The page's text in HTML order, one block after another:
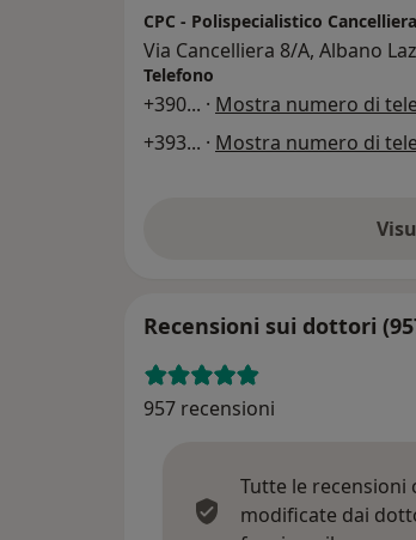
CPC - Polispecialistico
Via Cancelliera 8/A, Albano
Telefono
+390... · Mostra numero di
+393... · Mostra numero di
Recensioni sui dottori
957 recensioni
Tutte le recensioni
modificate dai